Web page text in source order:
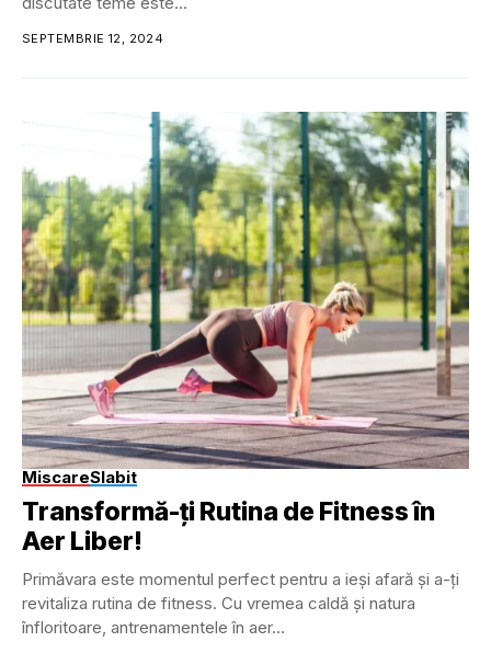
SEPTEMBRIE 12, 2024
MiscareSlabit
Transformă-ți Rutina de Fitness în
Aer Liber!
Primăvara este momentul perfect pentru a ieși afară și a-ți
revitaliza rutina de fitness. Cu vremea caldă și natura
înfloritoare, antrenamentele în aer...